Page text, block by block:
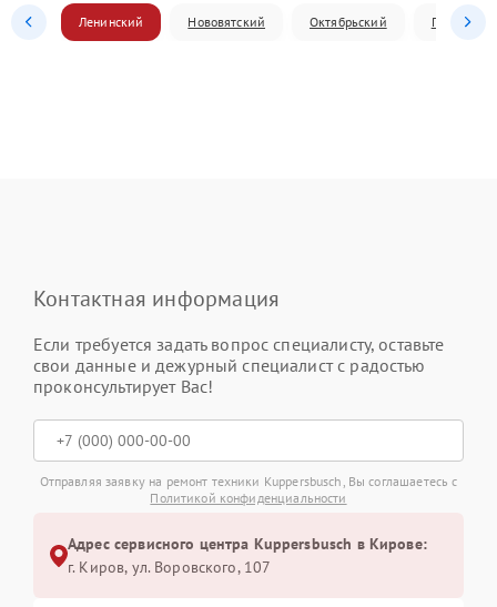
Ленинский Нововятский Октябрьский
Контактная информация
Если требуется задать вопрос специалисту, оставьте
свои данные и дежурный специалист с радостью
проконсультирует Вас!
Отправляя заявку на ремонт техники Kuppersbusch, Вы соглашаетесь с
Политикой конфиденциальности
Адрес сервисного центра Kuppersbusch в Кирове:
г. Киров, ул. Воровского, 107